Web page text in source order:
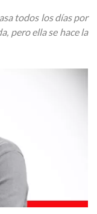
todos los días por
pero ella se hace la